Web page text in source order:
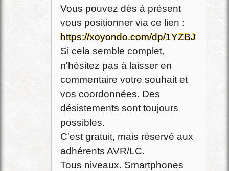
Vous pouvez dès à présent
vous positionner via ce lien :
https://xoyondo.com/dp/
Si cela semble complet,
n'hésitez pas à laisser en
commentaire votre souhait et
vos coordonnées. Des
désistements sont toujours
possibles.
C'est gratuit, mais réservé aux
adhérents AVR/LC.
Tous niveaux. Smartphones